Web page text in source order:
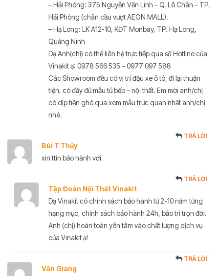
– Hải Phòng: 375 Nguyễn Văn Linh – Q. Lê Chân – TP.
Hải Phòng (chân cầu vượt AEON MALL).
– Hạ Long: LK A12-10, KĐT Monbay, TP. Hạ Long,
Quảng Ninh
Dạ Anh(chị) có thể liên hệ trực tiếp qua số Hotline của
Vinakit ạ: 0978 566 535 – 0977 097 588
Các Showroom đều có vị trí đậu xe ô tô, đi lại thuận
tiện, có đầy đủ mẫu tủ bếp – nội thất. Em mời anh/chị
có dịp tiện ghé qua xem mẫu trực quan nhất anh/chị
nhé.
Bùi T Thủy
TRẢ LỜI
xin ttin bảo hành với
Tập Đoàn Nội Thất Vinakit
TRẢ LỜI
Dạ Vinakit có chính sách bảo hành từ 2-10 năm từng
hạng mục, chính sách bảo hành 24h, bảo trì trọn đời.
Anh (chị) hoàn toàn yên tâm vào chất lượng dịch vụ
của Vinakit ạ!
Văn Giang
TRẢ LỜI